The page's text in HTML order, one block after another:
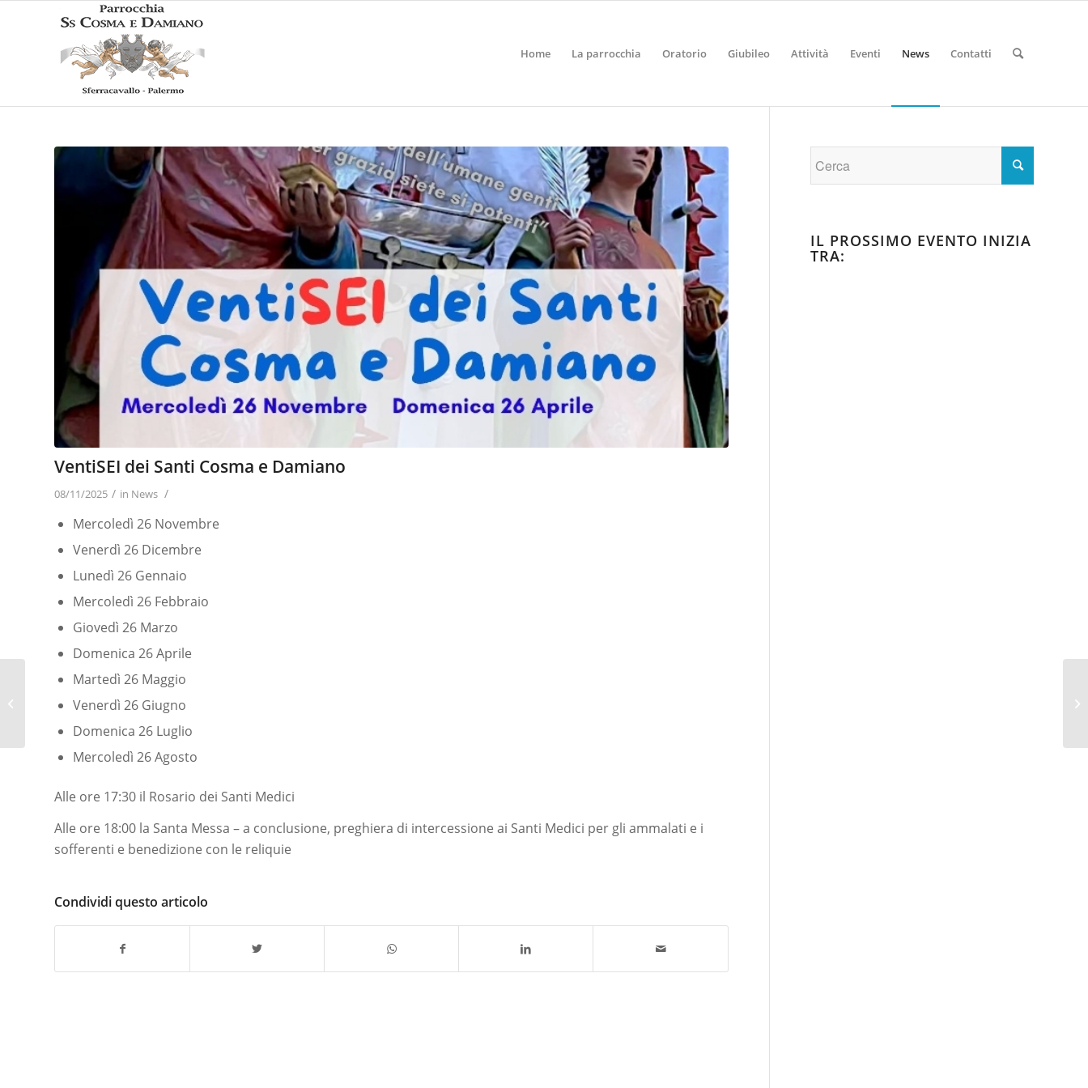
Home La parrocchia Oratorio Giubileo Attività Eventi News Contatti
VentiSEI dei Santi Cosma e Damiano
08/11/2025 / in News /
Mercoledì 26 Novembre
Venerdì 26 Dicembre
Lunedì 26 Gennaio
Mercoledì 26 Febbraio
Giovedì 26 Marzo
Domenica 26 Aprile
Martedì 26 Maggio
Venerdì 26 Giugno
Domenica 26 Luglio
Mercoledì 26 Agosto
Alle ore 17:30 il Rosario dei Santi Medici
Alle ore 18:00 la Santa Messa – a conclusione, preghiera di intercessione ai Santi Medici per gli ammalati e i
sofferenti e benedizione con le reliquie
Condividi questo articolo
IL PROSSIMO EVENTO INIZIA
TRA:
Percorso di
preparazione al